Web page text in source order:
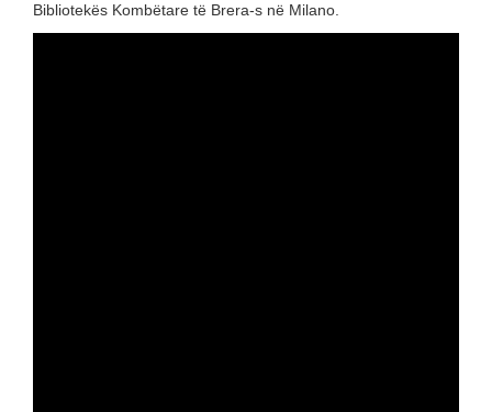
Bibliotekës Kombëtare të Brera-s në Milano.